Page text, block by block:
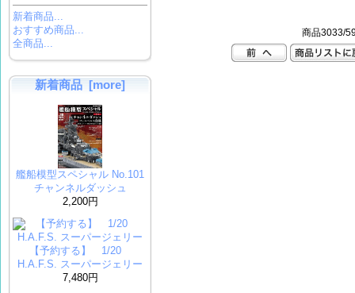
新着商品...
おすすめ商品...
全商品...
新着商品 [more]
艦船模型スペシャル No.101
チャンネルダッシュ
2,200円
【予約する】 1/20
H.A.F.S. スーパージェリー
7,480円
商品3033/